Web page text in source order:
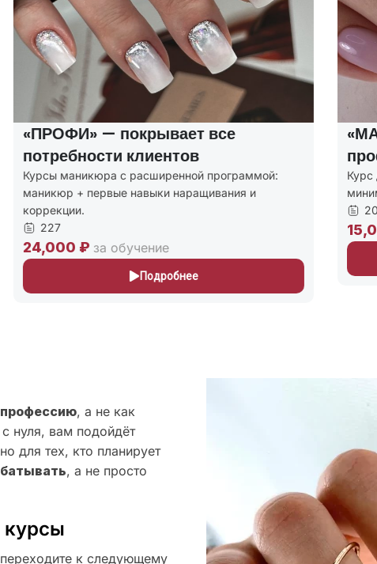
«ПРОФИ» — покрывает все
потребности клиентов
Курсы маникюра с расширенной программой:
маникюр + первые навыки наращивания и
коррекции.
227
24,000 ₽ за обучение
Подробнее
Курс
208
, а не как
нуля, вам подойдёт
для тех, кто планирует
, а не просто
курсы
к следующему